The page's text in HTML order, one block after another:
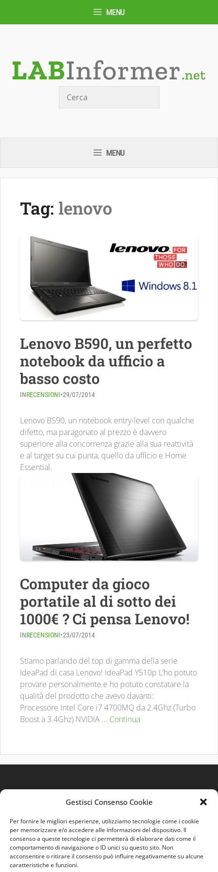
Gestisci Consenso Cookie
Per fornire le migliori esperienze, utilizziamo tecnologie come i cookie
per memorizzare e/o accedere alle informazioni del dispositivo. Il
consenso a queste tecnologie ci permetterà di elaborare dati come il
comportamento di navigazione o ID unici su questo sito. Non
acconsentire o ritirare il consenso può influire negativamente su alcune
caratteristiche e funzioni.
MENU
MENU
Tag: lenovo
Lenovo B590, un perfetto
notebook da ufficio a
basso costo
INRECENSIONI•29/07/2014
Lenovo B590, un notebook entry-level con qualche
difetto, ma paragonato al prezzo è davvero
superiore alla concorrenza grazie alla sua reattività
e al target su cui punta, quello da ufficio e Home
Essential.
Computer da gioco
portatile al di sotto dei
1000€ ? Ci pensa Lenovo!
INRECENSIONI•23/07/2014
Stiamo parlando del top di gamma della serie
IdeaPad di casa Lenovo! IdeaPad Y510p L’ho potuto
provare personalmente e ho potuto constatare la
qualità del prodotto che avevo davanti:
Processore Intel Core i7 4700MQ da 2.4Ghz (Turbo
Boost a 3.4Ghz) NVIDIA ... Continua
Quest'opera è distribuita con LicenzaCreative
Commons 3.0 Italia.